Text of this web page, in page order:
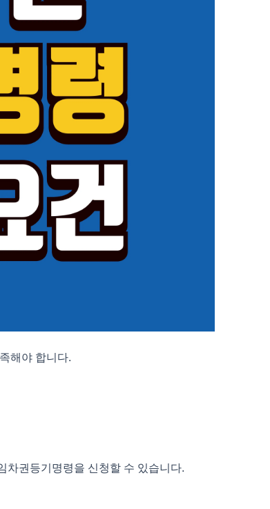
해야 합니다.
차권등기명령을 신청할 수 있습니다.